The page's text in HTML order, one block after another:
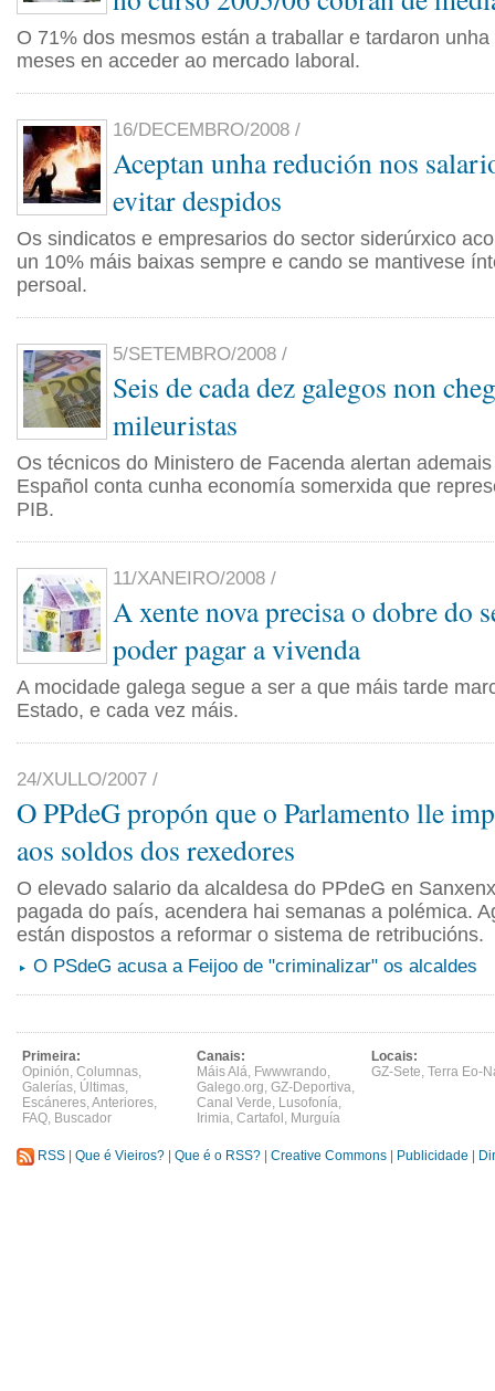
O 71% dos mesmos están a traballar e tardaron
meses en acceder ao mercado laboral.
16/DECEMBRO/2008 /
Aceptan unha redución nos
evitar despidos
Os sindicatos e empresarios do sector siderúrxico
un 10% máis baixas sempre e cando se mantivese
persoal.
5/SETEMBRO/2008 /
Seis de cada dez galegos non
mileuristas
Os técnicos do Ministero de Facenda alertan
Español conta cunha economía somerxida que
PIB.
11/XANEIRO/2008 /
A xente nova precisa o dobre do
poder pagar a vivenda
A mocidade galega segue a ser a que máis tarde
Estado, e cada vez máis.
24/XULLO/2007 /
O PPdeG propón que o Parlamento lle
aos soldos dos rexedores
O elevado salario da alcaldesa do PPdeG en
pagada do país, acendera hai semanas a polémica.
están dispostos a reformar o sistema de retribucións.
O PSdeG acusa a Feijoo de "criminalizar" os alcaldes
Primeira:
Opinión, Columnas,
Galerías, Últimas,
Escáneres,Anteriores,
FAQ, Buscador
Canais:
Máis Alá, Fwwwrando,
Galego.org, GZ-Deportiva,
Canal Verde, Lusofonía,
Irimia, Cartafol , Murguía
Locais:
GZ-Sete, Terra Eo-
RSS Que é Vieiros? Que é o RSS? Creative Commons Publicidade